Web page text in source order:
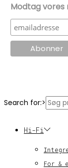
Modtag vores
Search for:>
Hi-Fi
For &